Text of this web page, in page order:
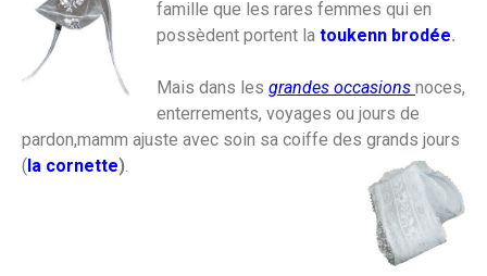
famille que les rares femmes qui en
possèdent portent la toukenn brodée.
Mais dans les grandes occasions noces,
enterrements, voyages ou jours de
pardon,mamm ajuste avec soin sa coiffe des grands jours
(la cornette).